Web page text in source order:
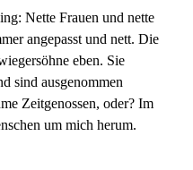
Nette Frauen und nette
angepasst und nett. Die
eben. Sie
sind ausgenommen
Zeitgenossen, oder? Im
um mich herum.